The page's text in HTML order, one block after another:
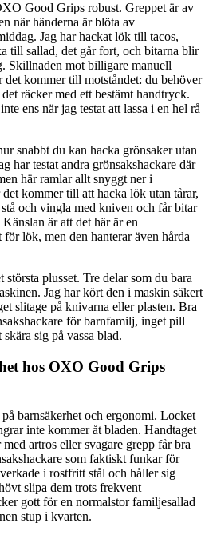
Good Grips robust. Greppet är av
när händerna är blöta av
Jag har hackat lök till tacos,
till sallad, det går fort, och bitarna blir
Skillnaden mot billigare manuell
det kommer till motståndet: du behöver
räcker med ett bestämt handtryck.
ens när jag testat att lassa i en hel rå
snabbt du kan hacka grönsaker utan
har testat andra grönsakshackare där
här ramlar allt snyggt ner i
kommer till att hacka lök utan tårar,
och vingla med kniven och får bitar
är att det här är en
för lök, men den hanterar även hårda
plusset. Tre delar som du bara
Jag har kört den i maskin säkert
slitage på knivarna eller plasten. Bra
för barnfamilj, inget pill
sig på vassa blad.
hos OXO Good Grips
barnsäkerhet och ergonomi. Locket
inte kommer åt bladen. Handtaget
artros eller svagare grepp får bra
som faktiskt funkar för
i rostfritt stål och håller sig
slipa dem trots frekvent
gott för en normalstor familjesallad
stup i kvarten.